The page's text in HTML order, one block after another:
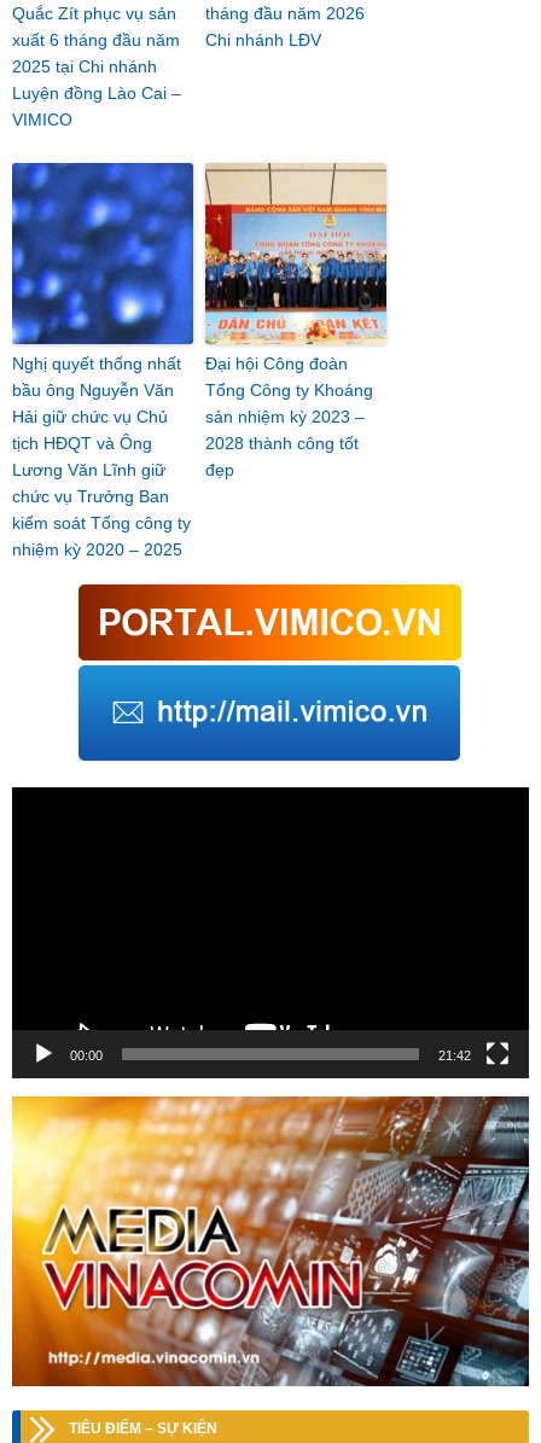
Quắc Zít phục vụ sản
xuất 6 tháng đầu năm
2025 tại Chi nhánh
Luyện đồng Lào Cai –
VIMICO
tháng đầu năm 2026
Chi nhánh LĐV
Nghị quyết thống nhất
bầu ông Nguyễn Văn
Hải giữ chức vụ Chủ
tịch HĐQT và Ông
Lương Văn Lĩnh giữ
chức vụ Trưởng Ban
kiểm soát Tổng công ty
nhiệm kỳ 2020 – 2025
Đại hội Công đoàn
Tổng Công ty Khoáng
sản nhiệm kỳ 2023 –
2028 thành công tốt
đẹp
00:00 21:42
TIÊU ĐIỂM – SỰ KIỆN